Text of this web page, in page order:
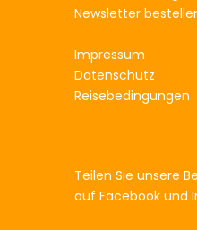
Newsletter
Impressum
Datenschutz
Reisebedingungen
Teilen Sie unsere
auf Facebook und